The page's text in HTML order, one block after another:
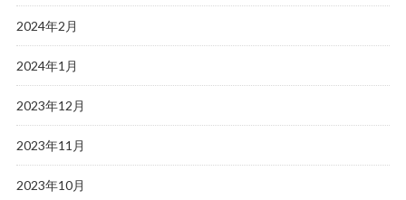
2024年2月
2024年1月
2023年12月
2023年11月
2023年10月